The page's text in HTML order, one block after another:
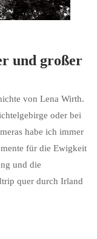
und großer
von Lena Wirth.
oder bei
habe ich immer
für die Ewigkeit
und die
quer durch Irland